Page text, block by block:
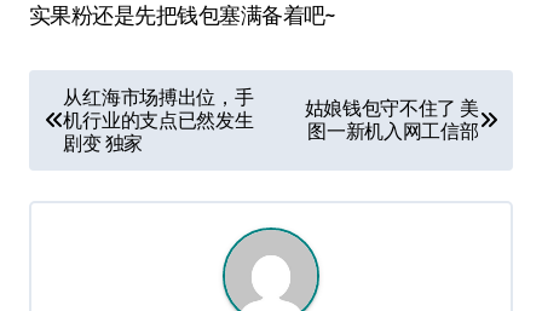
实果粉还是先把钱包塞满备着吧~
章
导
航
从红海市场搏出位，手
机行业的支点已然发生
剧变 独家
姑娘钱包守不住了 美
图一新机入网工信部